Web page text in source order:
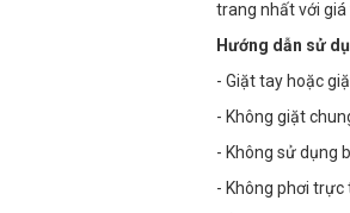
trang nhất với giá
Hướng dẫn sử
- Giặt tay hoặc
- Không giặt
- Không sử dụng
- Không phơi